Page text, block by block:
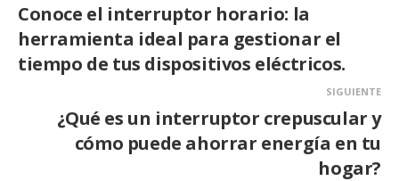
Conoce el interruptor horario: la
herramienta ideal para gestionar el
tiempo de tus dispositivos eléctricos.
SIGUIENTE
¿Qué es un interruptor crepuscular y
cómo puede ahorrar energía en tu
hogar?